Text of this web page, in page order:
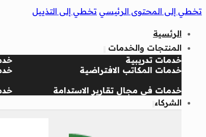
تخطي إلى المحتوى الرئيسي تخطي إلى التذييل
الرئسية
المنتجات والخدمات
خدمات تدريبية
خدمات المكاتب الافتراضية
خدمات في مجال تقارير الاستدامة
الشركاء